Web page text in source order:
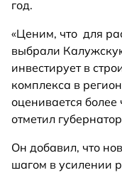
год.
«Ценим, что для
выбрали
инвестирует в
комплекса в
оценивается
отметил
Он добавил, что
шагом в усилении